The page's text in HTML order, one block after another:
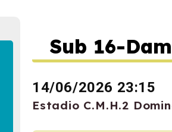
Sub 16-
14/06/2026 23:15
Estadio C.M.H.2